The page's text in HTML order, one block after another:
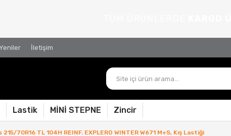
İletişim
Lastik MİNİ STEPNE Zincir
215/70R16 TL 104H REINF. EXPLERO WINTER W671 M+S, Kış Lastiği